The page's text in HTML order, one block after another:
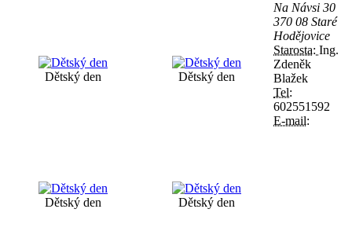
Dětský den Dětský den
Dětský den Dětský den
Na Návsi 30
370 08 Staré
Hodějovice
Starosta: Ing.
Zdeněk
Blažek
Tel:
602551592
E-mail: